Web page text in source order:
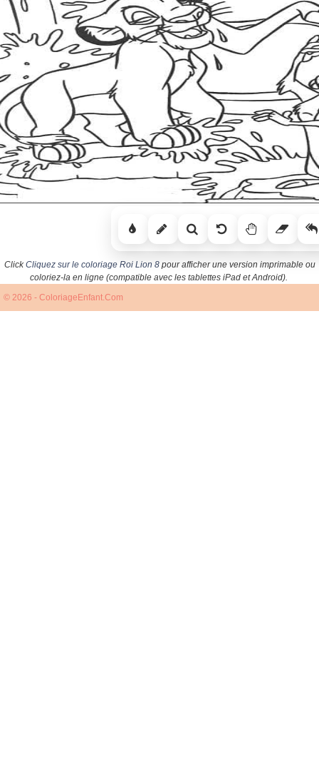
ClickCliquez sur le coloriage Roi Lion 8pour afficher une version imprimable ou
coloriez-la en ligne (compatible avec les tablettes iPad et Android).
© 2026 - ColoriageEnfant.Com